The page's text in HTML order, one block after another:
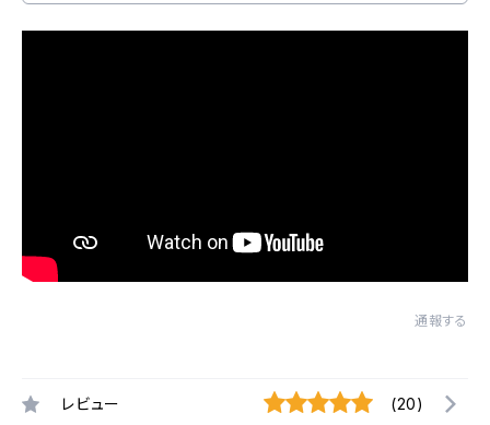
通報する
レビュー (20)